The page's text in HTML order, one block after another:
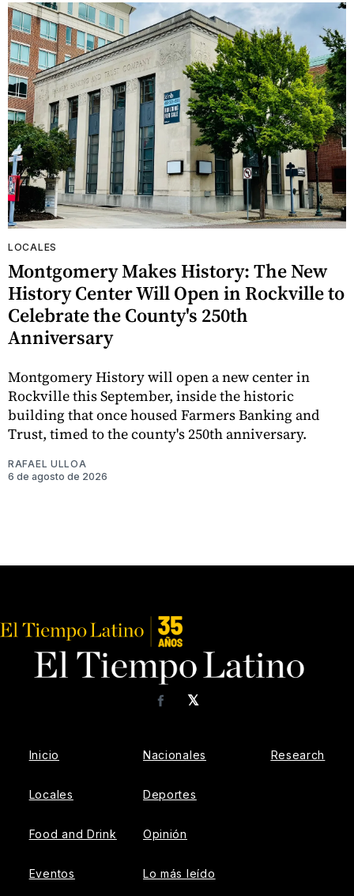
LOCALES
Montgomery Makes History: The New
History Center Will Open in Rockville to
Celebrate the County's 250th
Anniversary
Montgomery History will open a new center in
Rockville this September, inside the historic
building that once housed Farmers Banking and
Trust, timed to the county's 250th anniversary.
RAFAEL ULLOA
6 de agosto de 2026
𝕏
Facebook
Inicio
Locales
Food and Drink
Eventos
Nacionales
Deportes
Opinión
Lo más leído
Research